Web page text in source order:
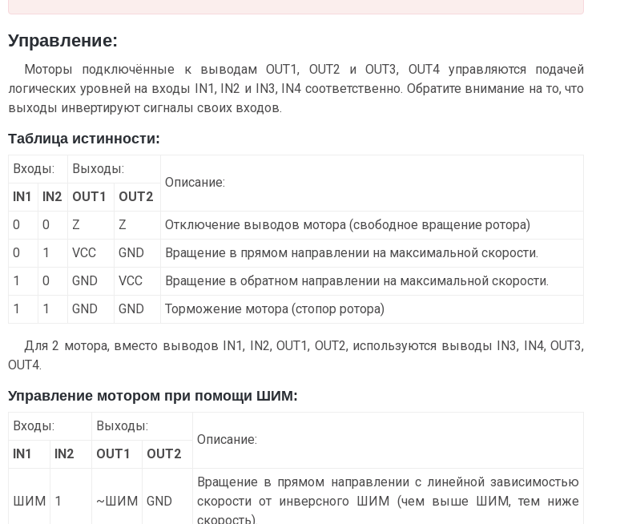
Управление:
Моторы подключённые к выводам OUT1, OUT2 и OUT3, OUT4 управляются подачей
логических уровней на входы IN1, IN2 и IN3, IN4 соответственно. Обратите внимание на то, что
выходы инвертируют сигналы своих входов.
Таблица истинности:
Входы:
Выходы:
Описание:
IN1
IN2 OUT1
OUT2
0
0 Z Z
Отключение выводов мотора (свободное вращение ротора)
0
1 VCC GND
Вращение в прямом направлении на максимальной скорости.
1
0 GND VCC
Вращение в обратном направлении на максимальной скорости.
1
1 GND GND Торможение мотора (стопор ротора)
Для 2 мотора, вместо выводов IN1, IN2, OUT1, OUT2, используются выводы IN3, IN4, OUT3,
OUT4.
Управление мотором при помощи ШИМ:
Входы:
Выходы:
Описание:
IN1
IN2 OUT1 OUT2
ШИМ 1 ~ШИМ GND
Вращение в прямом направлении с линейной зависимостью
скорости от инверсного ШИМ (чем выше ШИМ, тем ниже
скорость).